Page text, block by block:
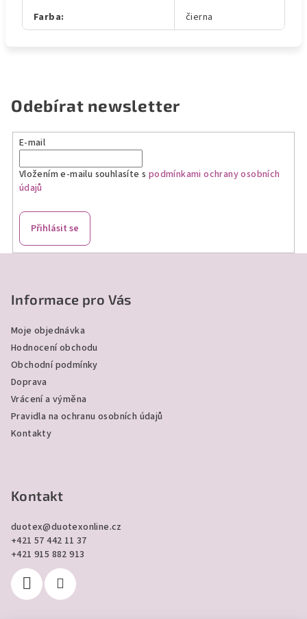
Farba: čierna
Odebírat newsletter
E-mail
Vložením e-mailu souhlasíte s podmínkami ochrany osobních
údajů
Přihlásit se
Informace pro Vás
Moje objednávka
Hodnocení obchodu
Obchodní podmínky
Doprava
Vrácení a výměna
Pravidla na ochranu osobních údajů
Kontakty
Kontakt
duotex@duotexonline.cz
+421 57 442 11 37
+421 915 882 913